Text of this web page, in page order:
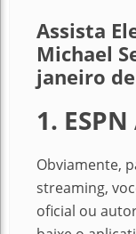
Assista
Michael
janeiro
1.
Obviamente,
streaming,
oficial ou